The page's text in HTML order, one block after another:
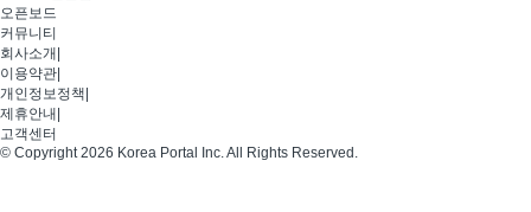
오픈보드
커뮤니티
회사소개
이용약관
개인정보정책
제휴안내
고객센터
© Copyright 2026 Korea Portal Inc. All Rights Reserved.